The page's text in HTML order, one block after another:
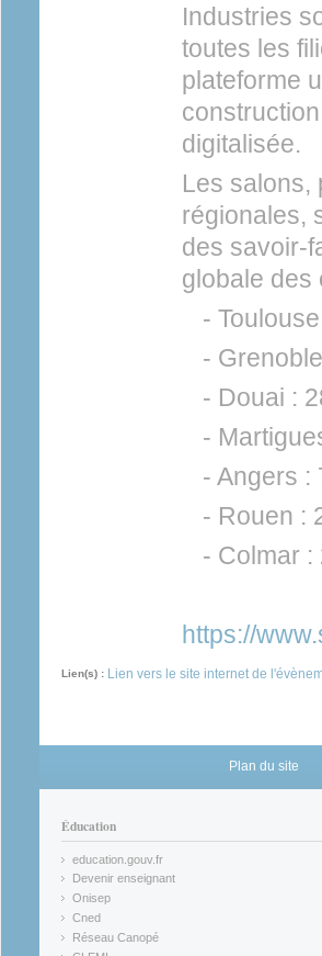
Industries
toutes les
plateforme
digitalisée.
Les salons,
régionales,
des savoir-
globale
-
-
- Douai :
-
- Angers :
- Rouen :
- Colmar :
https://
Lien(s) : Lien vers le site internet de
Plan du site
Éducation
education.gouv.fr
(link is external)
Devenir enseignant
(link is external)
Onisep
(link is external)
Cned
(link is external)
Réseau Canopé
(link is external)